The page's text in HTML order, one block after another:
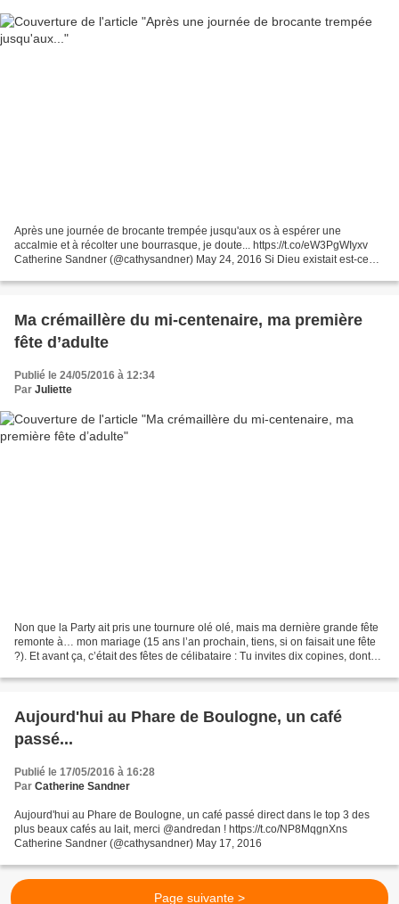
Après une journée de brocante trempée jusqu'aux os à espérer une
accalmie et à récolter une bourrasque, je doute... https://t.co/eW3PgWIyxv
Catherine Sandner (@cathysandner) May 24, 2016 Si Dieu existait est-ce
Ma crémaillère du mi-centenaire, ma première
fête d’adulte
Publié le 24/05/2016 à 12:34
Par Juliette
Non que la Party ait pris une tournure olé olé, mais ma dernière grande fête
remonte à… mon mariage (15 ans l’an prochain, tiens, si on faisait une fête
?). Et avant ça, c’était des fêtes de célibataire : Tu invites dix copines, dont
Aujourd'hui au Phare de Boulogne, un café
passé...
Publié le 17/05/2016 à 16:28
Par Catherine Sandner
Aujourd'hui au Phare de Boulogne, un café passé direct dans le top 3 des
plus beaux cafés au lait, merci @andredan ! https://t.co/NP8MqgnXns
Catherine Sandner (@cathysandner) May 17, 2016
Page suivante >